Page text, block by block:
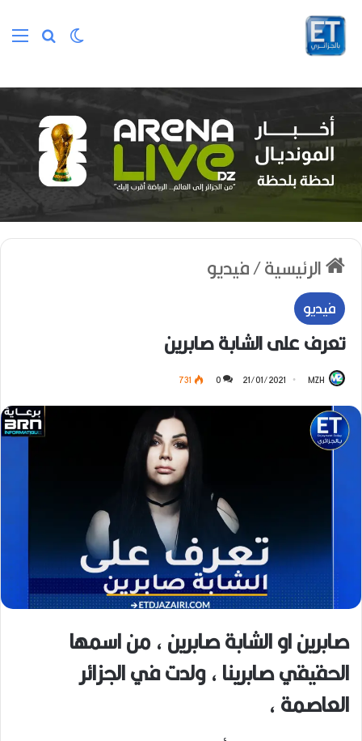
بحث عن
الوضع المظلم
الرئيسية/فيديو
فيديو
تعرف على الشابة صابرين
MZH
21/01/2021
0
731
صابرين او الشابة صابرين ، من اسمها
الحقيقي صابرينا ، ولدت في الجزائر
العاصمة ،